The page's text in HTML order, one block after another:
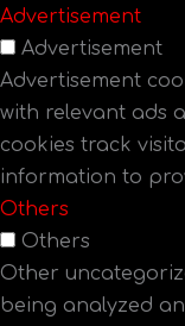
Advertisement
Advertisement
Advertisement
with relevant ads
cookies track
information to
Others
Others
Other
being analyzed